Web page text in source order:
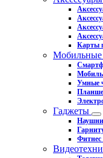
Карты
Мобильные
Умные
Гаджеты
Фитнес